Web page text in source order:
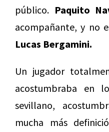
público. Paquito
acompañante, y no
Lucas Bergamini.
Un jugador
acostumbraba en
sevillano,
mucha más